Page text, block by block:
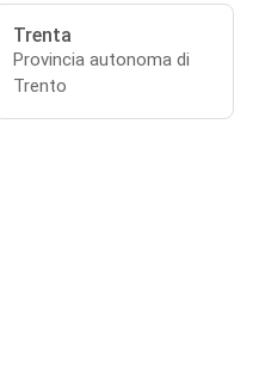
Trenta
Provincia autonoma di
Trento